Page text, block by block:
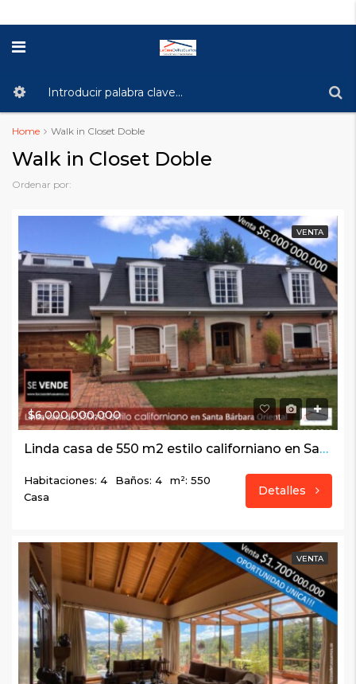
Home Walk in Closet Doble
Walk in Closet Doble
Ordenar por:
VENTA
$6,000,000,000
Linda casa de 550 m2 estilo californiano en Santa Bárbara Oriental
Habitaciones: 4 Baños: 4
m²: 550
Casa
Detalles
VENTA